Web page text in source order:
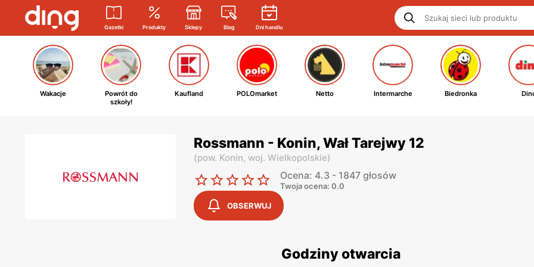
Gazetki Produkty Sklepy Blog Dni handlu
Wakacje
Powrót do
szkoły!
Kaufland POLOmarket Netto Intermarche Biedronka
Rossmann - Konin, Wał Tarejwy 12
(pow. Konin, woj. Wielkopolskie)
Ocena: 4.3 - 1847 głosów
Twoja ocena: 0.0
OBSERWUJ
Godziny otwarcia